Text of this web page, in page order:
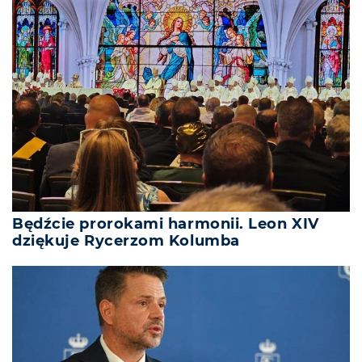
Będźcie prorokami harmonii. Leon XIV
dziękuje Rycerzom Kolumba